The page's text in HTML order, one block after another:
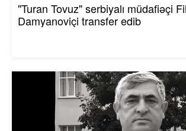
"Turan Tovuz" serbiyalı müdafiəçi
Damyanoviçi transfer edib